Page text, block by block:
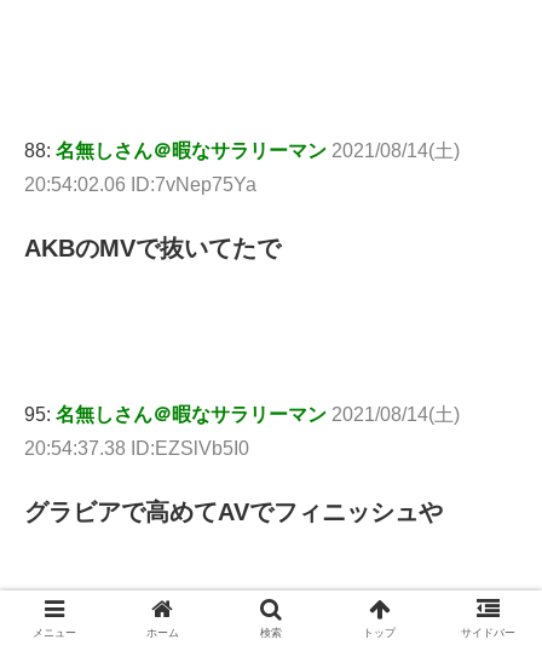
88: 名無しさん＠暇なサラリーマン 2021/08/14(土)
20:54:02.06 ID:7vNep75Ya
AKBのMVで抜いてたで
95: 名無しさん＠暇なサラリーマン 2021/08/14(土)
20:54:37.38 ID:EZSlVb5I0
グラビアで高めてAVでフィニッシュや
メニュー ホーム 検索 トップ サイドバー